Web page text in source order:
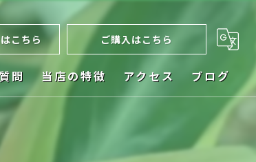
こちら ご購入はこちら
問 当店の特徴 アクセス ブログ